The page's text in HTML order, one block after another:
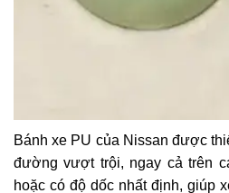
Bánh xe PU của Nissan được
đường vượt trội, ngay cả trên
hoặc có độ dốc nhất định, giúp